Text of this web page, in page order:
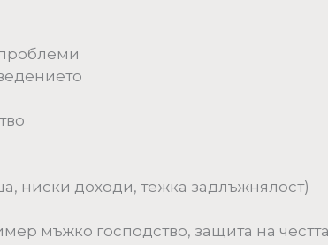
ниски доходи, тежка задлъжнялост)
мъжко господство, защита на